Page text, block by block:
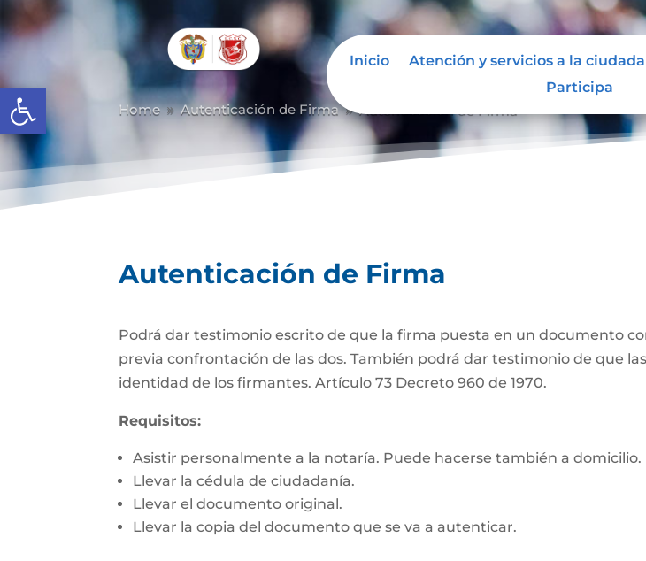
Abrir barra de herramientas
Inicio Atención y servicios a la
Participa
Home 9 Autenticación de Firma 9
Autenticación de Firma
Podrá dar testimonio escrito de que la firma puesta en un documento
previa confrontación de las dos. También podrá dar testimonio de que
identidad de los firmantes. Artículo 73 Decreto 960 de 1970.
Requisitos:
Asistir personalmente a la notaría. Puede hacerse también a domicilio.
Llevar la cédula de ciudadanía.
Llevar el documento original.
Llevar la copia del documento que se va a autenticar.